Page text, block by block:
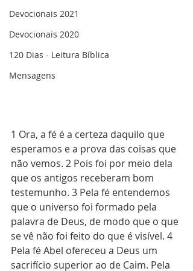
Devocionais 2021
Devocionais 2020
120 Dias - Leitura Bíblica
Mensagens
1 Ora, a fé é a certeza daquilo que
esperamos e a prova das coisas que
não vemos. 2 Pois foi por meio dela
que os antigos receberam bom
testemunho. 3 Pela fé entendemos
que o universo foi formado pela
palavra de Deus, de modo que o que
se vê não foi feito do que é visível. 4
Pela fé Abel ofereceu a Deus um
sacrifício superior ao de Caim. Pela